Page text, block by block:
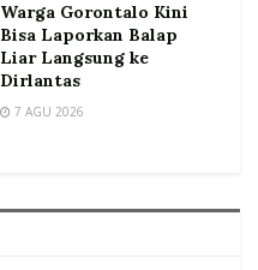
Warga Gorontalo Kini
Bisa Laporkan Balap
Liar Langsung ke
Dirlantas
7 AGU 2026